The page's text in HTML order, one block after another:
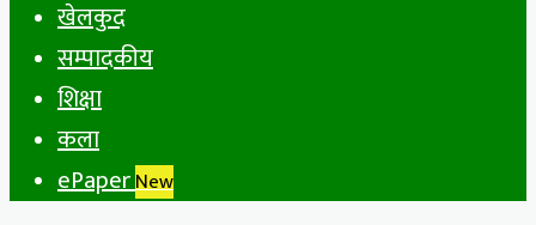
खेलकुद
सम्पादकीय
शिक्षा
कला
ePaperNew